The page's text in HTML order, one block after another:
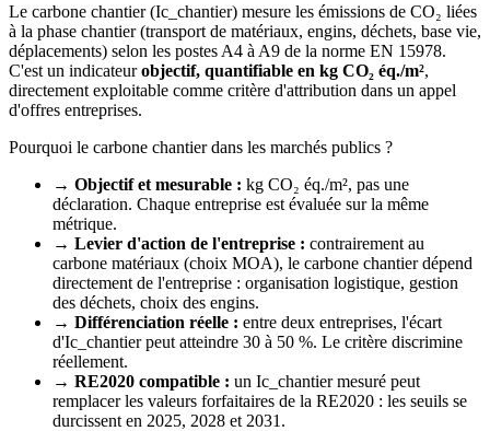
Le carbone chantier (Ic_chantier) mesure les émissions de CO₂ liées
à la phase chantier (transport de matériaux, engins, déchets, base vie,
déplacements) selon les postes A4 à A9 de la norme EN 15978.
C'est un indicateurobjectif, quantifiable en kg CO₂ éq./m²,
directement exploitable comme critère d'attribution dans un appel
d'offres entreprises.
Pourquoi le carbone chantier dans les marchés publics ?
→ Objectif et mesurable : kg CO₂ éq./m², pas une
déclaration. Chaque entreprise est évaluée sur la même
métrique.
→ Levier d'action de l'entreprise : contrairement au
carbone matériaux (choix MOA), le carbone chantier dépend
directement de l'entreprise : organisation logistique, gestion
des déchets, choix des engins.
→ Différenciation réelle : entre deux entreprises, l'écart
d'Ic_chantier peut atteindre 30 à 50 %. Le critère discrimine
réellement.
→ RE2020 compatible : un Ic_chantier mesuré peut
remplacer les valeurs forfaitaires de la RE2020 : les seuils se
durcissent en 2025, 2028 et 2031.